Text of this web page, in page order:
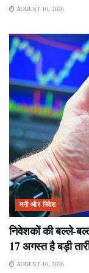
AUGUST 10, 2026
मनी और निवेश
निवेशकों की बल्ले-
17 अगस्त है बड़ी
AUGUST 10, 2026